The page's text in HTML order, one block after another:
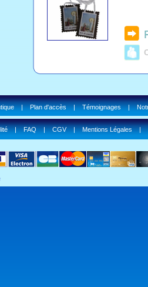
|Plan d'accès|Témoignages|
|FAQ|CGV|Mentions Légales|